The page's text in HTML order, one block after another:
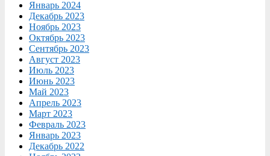
Январь 2024
Декабрь 2023
Ноябрь 2023
Октябрь 2023
Сентябрь 2023
Август 2023
Июль 2023
Июнь 2023
Май 2023
Апрель 2023
Март 2023
Февраль 2023
Январь 2023
Декабрь 2022